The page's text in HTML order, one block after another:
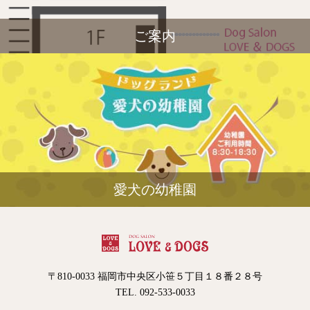
ご案内
愛犬の幼稚園
〒810-0033 福岡市中央区小笹５丁目１８番２８号
TEL. 092-533-0033